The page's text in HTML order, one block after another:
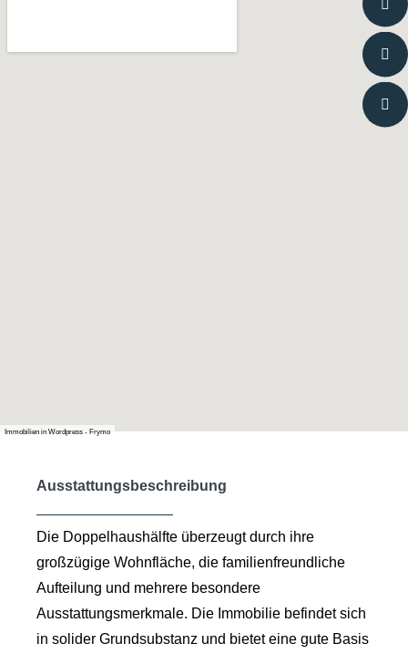
Immobilien in Wordpress - Frymo
Ausstattungsbeschreibung
Die Doppelhaushälfte überzeugt durch ihre
großzügige Wohnfläche, die familienfreundliche
Aufteilung und mehrere besondere
Ausstattungsmerkmale. Die Immobilie befindet sich
in solider Grundsubstanz und bietet eine gute Basis